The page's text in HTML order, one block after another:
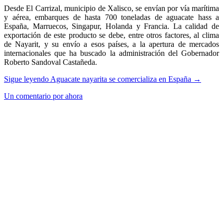
Desde El Carrizal, municipio de Xalisco, se envían por vía marítima
y aérea, embarques de hasta 700 toneladas de aguacate hass a
España, Marruecos, Singapur, Holanda y Francia. La calidad de
exportación de este producto se debe, entre otros factores, al clima
de Nayarit, y su envío a esos países, a la apertura de mercados
internacionales que ha buscado la administración del Gobernador
Roberto Sandoval Castañeda.
Sigue leyendo Aguacate nayarita se comercializa en España →
Un comentario por ahora